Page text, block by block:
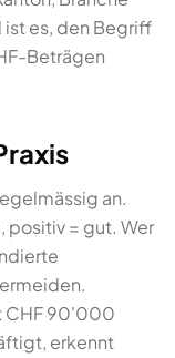
ist es, den Begriff
Beträgen
an.
positiv = gut. Wer
CHF 90'000
erkennt